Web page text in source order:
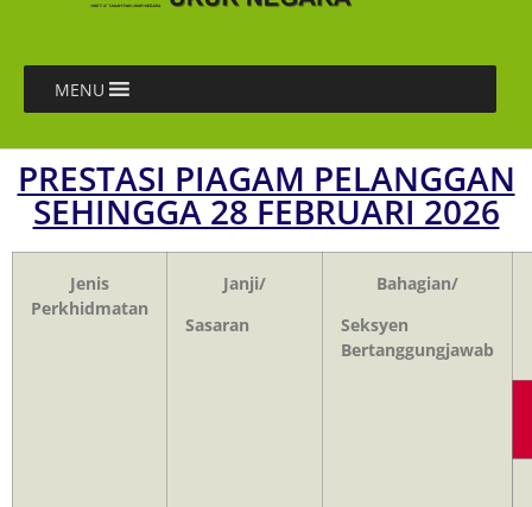
MENU
PRESTASI PIAGAM PELANGGAN
SEHINGGA 28 FEBRUARI 2026
Jenis
Perkhidmatan
Janji/
Sasaran
Bahagian/
Seksyen
Bertanggungjawab